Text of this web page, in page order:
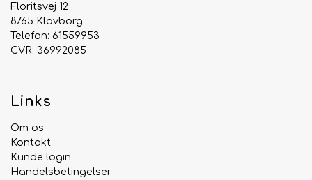
Floritsvej 12
8765 Klovborg
Telefon: 61559953
CVR: 36992085
Links
Om os
Kontakt
Kunde login
Handelsbetingelser